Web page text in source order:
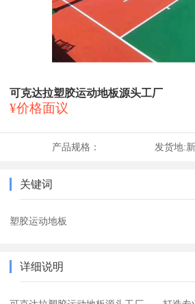
可克达拉塑胶运动地板源头工厂
¥价格面议
产品规格： 发货地:
关键词
塑胶运动地板
详细说明